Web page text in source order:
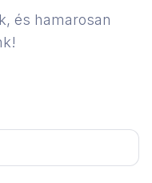
és hamarosan